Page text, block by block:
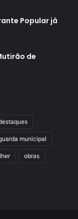
Popular já
de
municipal
obras